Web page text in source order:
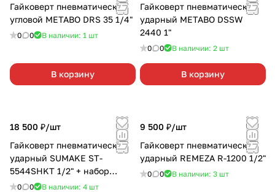
Гайковерт пневматический
угловой METABO DRS 35 1/4"
0 0 В наличии: 1 шт
В корзину
Гайковерт пневматический
ударный METABO DSSW
2440 1"
0 0 В наличии: 2 шт
В корзину
18 500 ₽/шт
Гайковерт пневматический
ударный SUMAKE ST-
5544SHKТ 1/2" + набор
головок
0 0 В наличии: 4 шт
9 500 ₽/шт
Гайковерт пневматический
ударный REMEZA R-1200 1/2"
0 0 В наличии: 3 шт